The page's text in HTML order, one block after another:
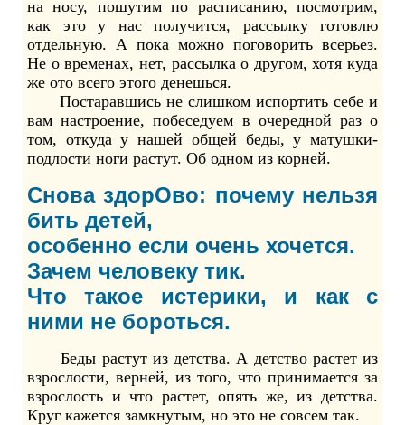
на носу, пошутим по расписанию, посмотрим,
как это у нас получится, рассылку готовлю
отдельную. А пока можно поговорить всерьез.
Не о временах, нет, рассылка о другом, хотя куда
же ото всего этого денешься.
Постаравшись не слишком испортить себе и
вам настроение, побеседуем в очередной раз о
том, откуда у нашей общей беды, у матушки-
подлости ноги растут. Об одном из корней.
Снова здорОво: почему нельзя
бить детей,
особенно если очень хочется.
Зачем человеку тик.
Что такое истерики, и как с
ними не бороться.
Беды растут из детства. А детство растет из
взрослости, верней, из того, что принимается за
взрослость и что растет, опять же, из детства.
Круг кажется замкнутым, но это не совсем так.